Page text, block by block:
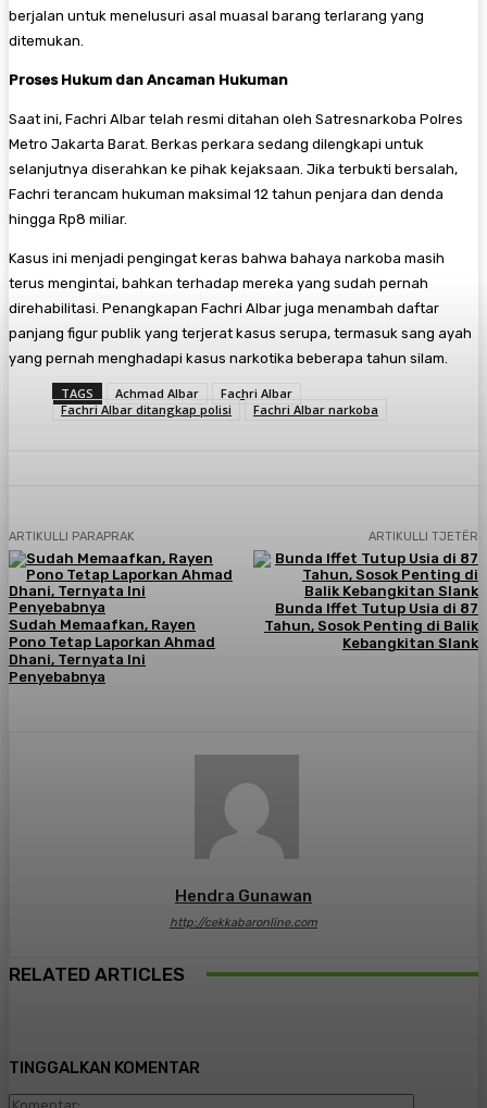
berjalan untuk menelusuri asal muasal barang terlarang yang
ditemukan.
Proses Hukum dan Ancaman Hukuman
Saat ini, Fachri Albar telah resmi ditahan oleh Satresnarkoba Polres
Metro Jakarta Barat. Berkas perkara sedang dilengkapi untuk
selanjutnya diserahkan ke pihak kejaksaan. Jika terbukti bersalah,
Fachri terancam hukuman maksimal 12 tahun penjara dan denda
hingga Rp8 miliar.
Kasus ini menjadi pengingat keras bahwa bahaya narkoba masih
terus mengintai, bahkan terhadap mereka yang sudah pernah
direhabilitasi. Penangkapan Fachri Albar juga menambah daftar
panjang figur publik yang terjerat kasus serupa, termasuk sang ayah
yang pernah menghadapi kasus narkotika beberapa tahun silam.
TAGS Achmad Albar
Fachri Albar
Fachri Albar ditangkap polisi
Fachri Albar narkoba
ARTIKULLI PARAPRAK
Sudah Memaafkan, Rayen
Pono Tetap Laporkan Ahmad
Dhani, Ternyata Ini
Penyebabnya
ARTIKULLI TJETËR
Bunda Iffet Tutup Usia di 87
Tahun, Sosok Penting di Balik
Kebangkitan Slank
Hendra Gunawan
http://cekkabaronline.com
RELATED ARTICLES
TINGGALKAN KOMENTAR